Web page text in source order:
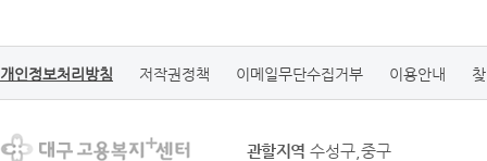
개인정보처리방침 저작권정책 이메일무단수집거부 이용안내
관할지역 수성구,중구